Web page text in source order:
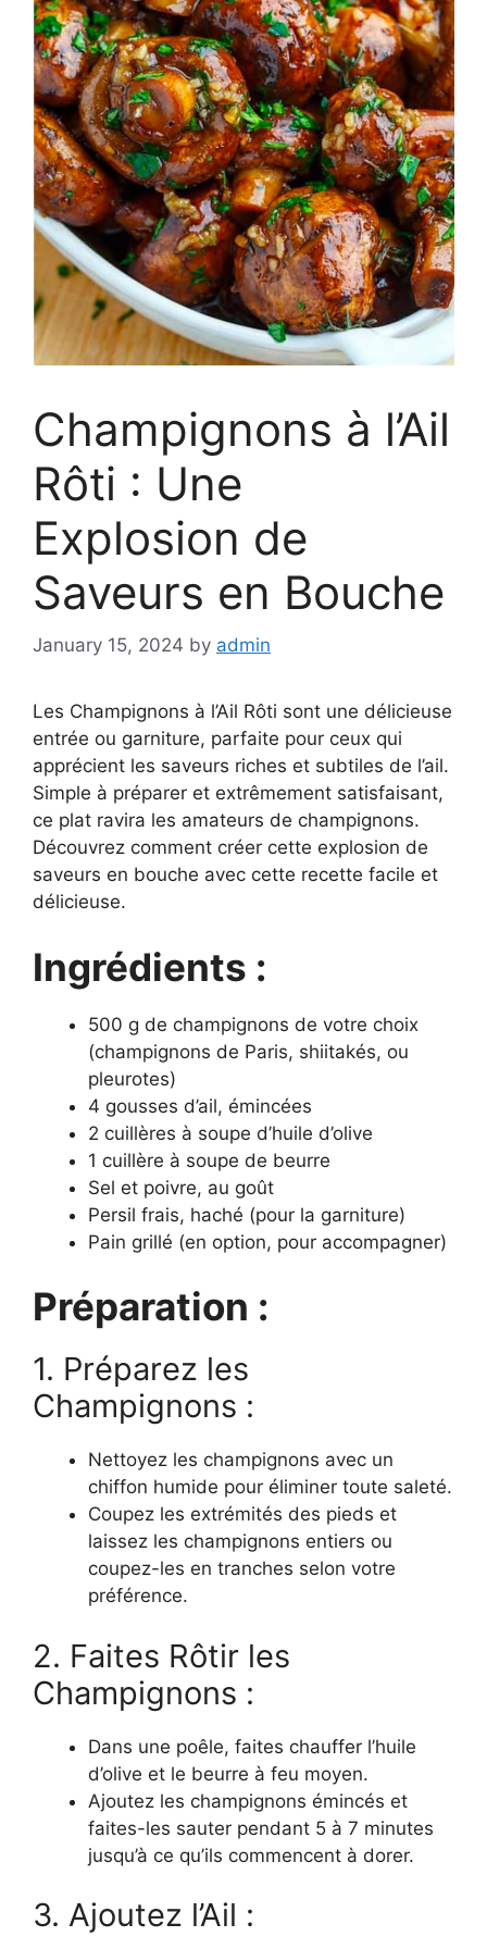
Champignons à l’Ail
Rôti : Une
Explosion de
Saveurs en Bouche
January 15, 2024 by admin
Les Champignons à l’Ail Rôti sont une délicieuse
entrée ou garniture, parfaite pour ceux qui
apprécient les saveurs riches et subtiles de l’ail.
Simple à préparer et extrêmement satisfaisant,
ce plat ravira les amateurs de champignons.
Découvrez comment créer cette explosion de
saveurs en bouche avec cette recette facile et
délicieuse.
Ingrédients :
500 g de champignons de votre choix
(champignons de Paris, shiitakés, ou
pleurotes)
4 gousses d’ail, émincées
2 cuillères à soupe d’huile d’olive
1 cuillère à soupe de beurre
Sel et poivre, au goût
Persil frais, haché (pour la garniture)
Pain grillé (en option, pour accompagner)
Préparation :
1. Préparez les
Champignons :
Nettoyez les champignons avec un
chiffon humide pour éliminer toute saleté.
Coupez les extrémités des pieds et
laissez les champignons entiers ou
coupez-les en tranches selon votre
préférence.
2. Faites Rôtir les
Champignons :
Dans une poêle, faites chauffer l’huile
d’olive et le beurre à feu moyen.
Ajoutez les champignons émincés et
faites-les sauter pendant 5 à 7 minutes
jusqu’à ce qu’ils commencent à dorer.
3. Ajoutez l’Ail :